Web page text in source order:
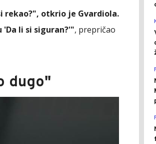
rekao?", otkrio je Gvardiola.
li si siguran?'", prepričao
dugo"